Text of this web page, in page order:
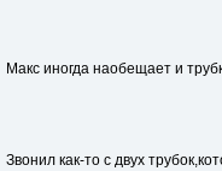
Макс иногда наобещает и
Звонил как-то с двух